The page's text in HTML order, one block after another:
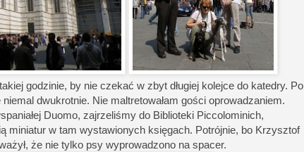
godzinie, by nie czekać w zbyt długiej kolejce do katedry. Po
niemal dwukrotnie. Nie maltretowałam gości oprowadzaniem.
Duomo, zajrzeliśmy do Biblioteki Piccolominich,
miniatur w tam wystawionych księgach. Potrójnie, bo Krzysztof
że nie tylko psy wyprowadzono na spacer.